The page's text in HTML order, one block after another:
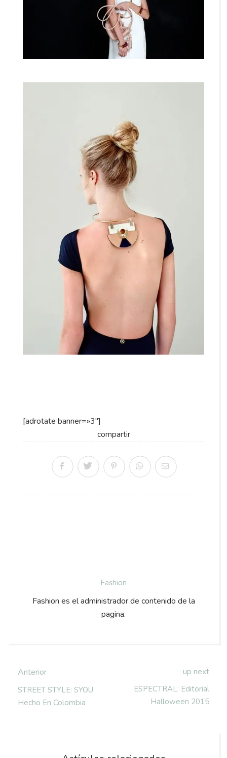
[adrotate banner=»3″]
compartir
Fashion
Fashion es el administrador de contenido de la
pagina.
Anterior
STREET STYLE: SYOU
Hecho En Colombia
up next
ESPECTRAL: Editorial
Halloween 2015